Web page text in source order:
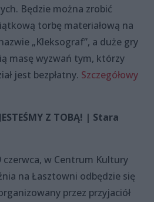
Będzie można zrobić
torbę materiałową na
„Kleksograf”, a duże gry
masę wyzwań tym, którzy
jest bezpłatny. Szczegółowy
Z TOBĄ! | Stara
czerwca, w Centrum Kultury
na Łasztowni odbędzie się
przez przyjaciół